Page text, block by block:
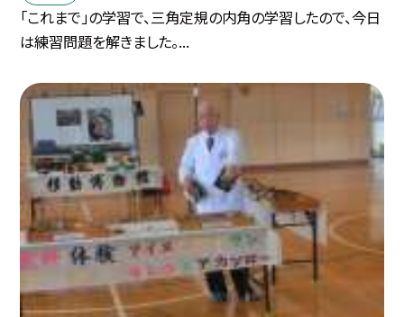
「これまで」の学習で、三角定規の内角の学習したので、今日
は練習問題を解きました。...